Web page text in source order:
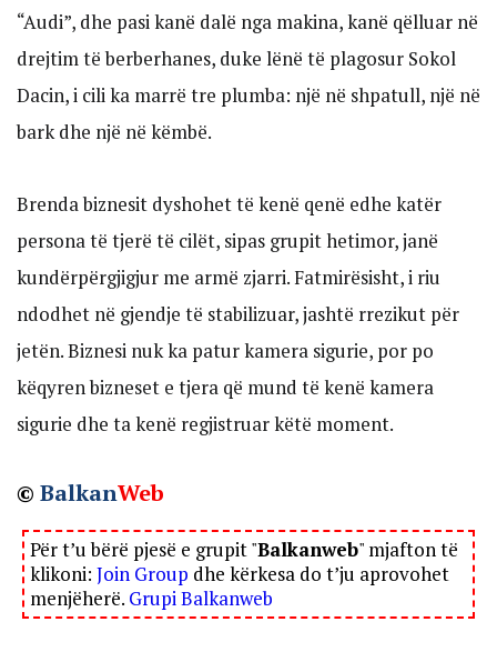
“Audi”, dhe pasi kanë dalë nga makina, kanë qëlluar në
drejtim të berberhanes, duke lënë të plagosur Sokol
Dacin, i cili ka marrë tre plumba: një në shpatull, një në
bark dhe një në këmbë.
Brenda biznesit dyshohet të kenë qenë edhe katër
persona të tjerë të cilët, sipas grupit hetimor, janë
kundërpërgjigjur me armë zjarri. Fatmirësisht, i riu
ndodhet në gjendje të stabilizuar, jashtë rrezikut për
jetën. Biznesi nuk ka patur kamera sigurie, por po
këqyren bizneset e tjera që mund të kenë kamera
sigurie dhe ta kenë regjistruar këtë moment.
© BalkanWeb
Për t’u bërë pjesë e grupit "Balkanweb" mjafton të
klikoni: Join Group dhe kërkesa do t’ju aprovohet
menjëherë. Grupi Balkanweb